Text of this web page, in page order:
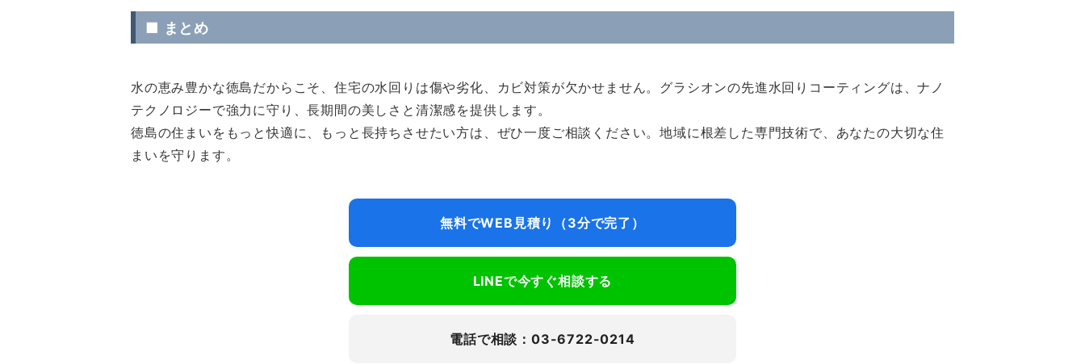
■ まとめ
水の恵み豊かな徳島だからこそ、住宅の水回りは傷や劣化、カビ対策が欠かせません。グラシオンの先進水回りコーティングは、ナノ
テクノロジーで強力に守り、長期間の美しさと清潔感を提供します。
徳島の住まいをもっと快適に、もっと長持ちさせたい方は、ぜひ一度ご相談ください。地域に根差した専門技術で、あなたの大切な住
まいを守ります。
無料でWEB見積り（3分で完了）
LINEで今すぐ相談する
電話で相談：03-6722-0214